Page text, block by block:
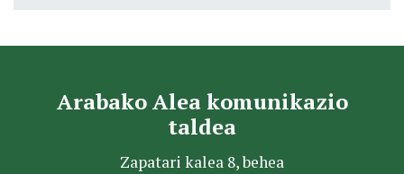
Arabako Alea komunikazio
taldea
Zapatari kalea 8, behea